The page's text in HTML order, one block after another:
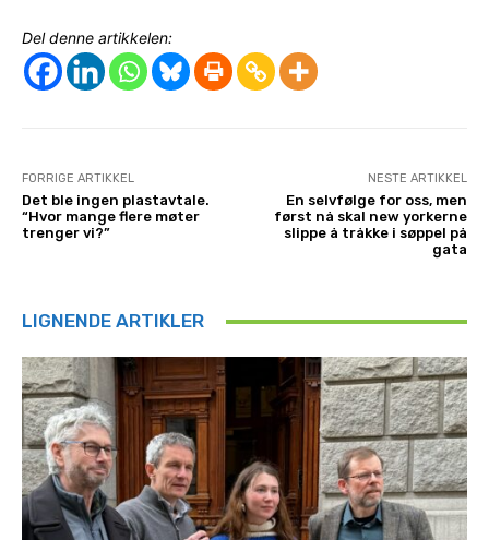
Del denne artikkelen:
FORRIGE ARTIKKEL
Det ble ingen plastavtale.
“Hvor mange flere møter
trenger vi?”
NESTE ARTIKKEL
En selvfølge for oss, men
først nå skal new yorkerne
slippe å tråkke i søppel på
gata
LIGNENDE ARTIKLER